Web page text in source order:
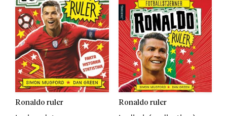
Ronaldo ruler Ronaldo ruler